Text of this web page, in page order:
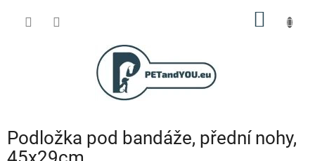
Podložka pod bandáže, přední nohy,